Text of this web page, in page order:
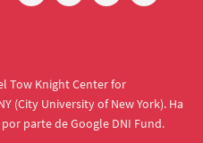
Tow Knight Center for
(City University of New York). Ha
parte de Google DNI Fund.